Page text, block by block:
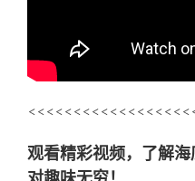
观看精彩视频，了解海